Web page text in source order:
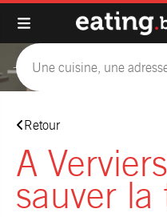
Retour
A
sauver